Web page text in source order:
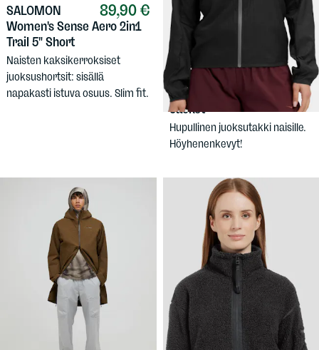
89,90 €
SALOMON
Women's Sense Aero 2in1
Trail 5" Short
Naisten kaksikerroksiset
juoksushortsit: sisällä
napakasti istuva osuus. Slim fit.
129,90 €
HOKA
Women's Skyflow Wind
Jacket
Hupullinen juoksutakki naisille.
Höyhenenkevyt!